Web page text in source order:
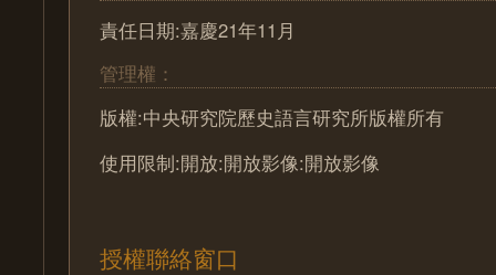
責任日期:嘉慶21年11月
管理權：
版權:中央研究院歷史語言研究所版權所有
使用限制:開放:開放影像:開放影像
授權聯絡窗口